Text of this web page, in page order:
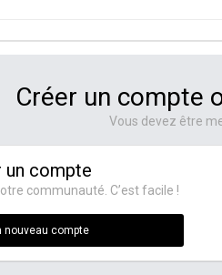
Créer un compte
Vous devez être
un compte
communauté. C’est facile !
nouveau compte